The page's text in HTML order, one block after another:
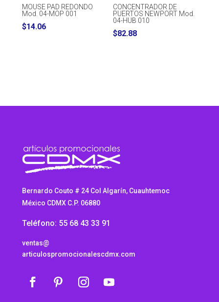
MOUSE PAD REDONDO
Mod. 04-MOP 001
$14.06
CONCENTRADOR DE
PUERTOS NEWPORT Mod.
04-HUB 010
$82.88
Bernardo Couto # 24 Col Algarín, Cuauhtemoc
México CDMX C.P. 06880
Teléfono: 55 68 43 33 91
ventas@
articulospromocionalescdmx.com